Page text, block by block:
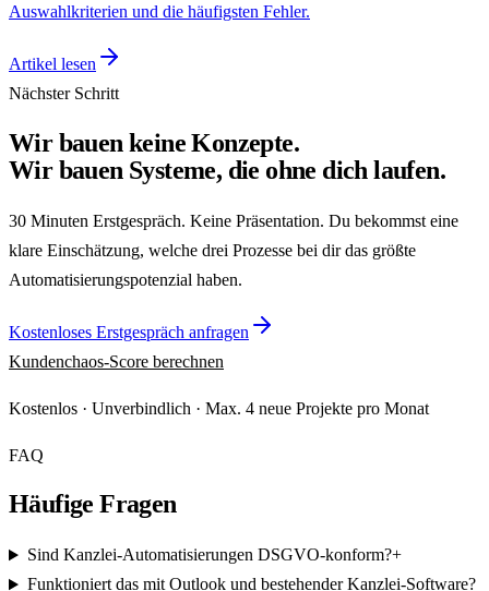
Auswahlkriterien und die häufigsten Fehler.
Artikel lesen
Nächster Schritt
Wir bauen keine Konzepte.
Wir bauen Systeme, die ohne dich laufen.
30 Minuten Erstgespräch. Keine Präsentation. Du bekommst eine
klare Einschätzung, welche drei Prozesse bei dir das größte
Automatisierungspotenzial haben.
Kostenloses Erstgespräch anfragen
Kundenchaos-Score berechnen
Kostenlos · Unverbindlich · Max. 4 neue Projekte pro Monat
FAQ
Häufige Fragen
Sind Kanzlei-Automatisierungen DSGVO-konform?+
Funktioniert das mit Outlook und bestehender Kanzlei-Software?